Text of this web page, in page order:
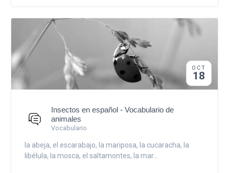
OCT
18
Insectos en español - Vocabulario de
animales
Vocabulario
la abeja, el escarabajo, la mariposa, la cucaracha, la
libélula, la mosca, el saltamontes, la mar...